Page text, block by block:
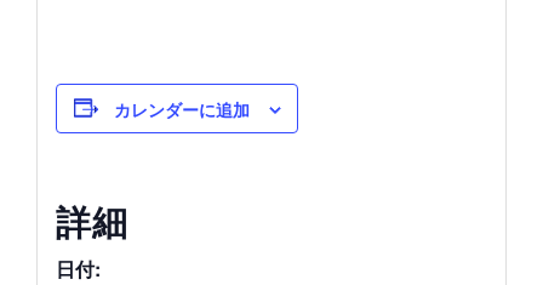
カレンダーに追加
詳細
日付: